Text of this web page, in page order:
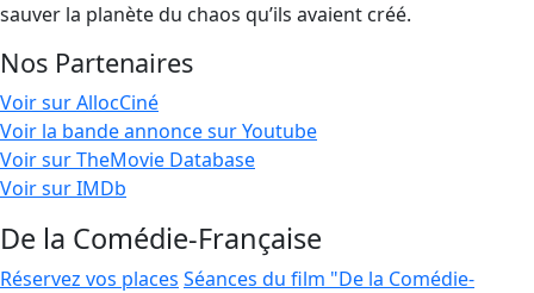
sauver la planète du chaos qu’ils avaient créé.
Nos Partenaires
Voir sur AllocCiné
Voir la bande annonce sur Youtube
Voir sur TheMovie Database
Voir sur IMDb
De la Comédie-Française
Réservez vos places Séances du film "De la Comédie-